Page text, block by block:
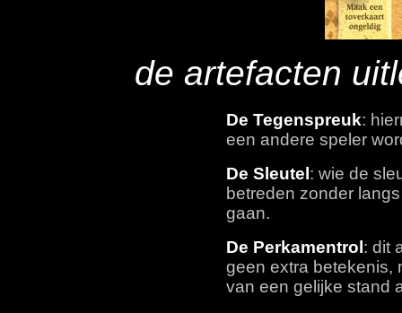
de artefacten
De Tegenspreuk:
een andere speler
De Sleutel : wie de
betreden zonder
gaan.
De Perkamentrol : dit
geen extra betekenis,
van een gelijke stand